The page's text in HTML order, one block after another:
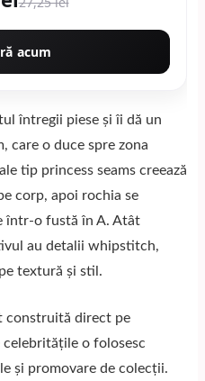
acum
întregii piese și îi dă un
care o duce spre zona
tip princess seams creează
corp, apoi rochia se
într-o fustă în A. Atât
au detalii whipstitch,
textură și stil.
construită direct pe
celebritățile o folosesc
și promovare de colecții.